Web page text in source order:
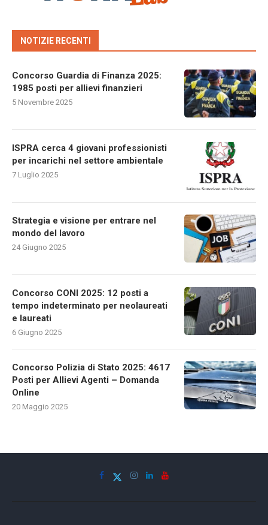
NOTIZIE RECENTI
Concorso Guardia di Finanza 2025:
1985 posti per allievi finanzieri
5 Novembre 2025
ISPRA cerca 4 giovani professionisti
per incarichi nel settore ambientale
7 Luglio 2025
Strategia e visione per entrare nel
mondo del lavoro
24 Giugno 2025
Concorso CONI 2025: 12 posti a
tempo indeterminato per neolaureati
e laureati
6 Giugno 2025
Concorso Polizia di Stato 2025: 4617
Posti per Allievi Agenti – Domanda
Online
20 Maggio 2025